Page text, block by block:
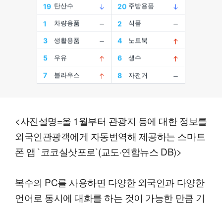
<사진설명=올 1월부터 관광지 등에 대한 정보를
외국인관광객에게 자동번역해 제공하는 스마트
폰 앱 `코코실삿포로`(교도·연합뉴스 DB)>
복수의 PC를 사용하면 다양한 외국인과 다양한
언어로 동시에 대화를 하는 것이 가능한 만큼 기